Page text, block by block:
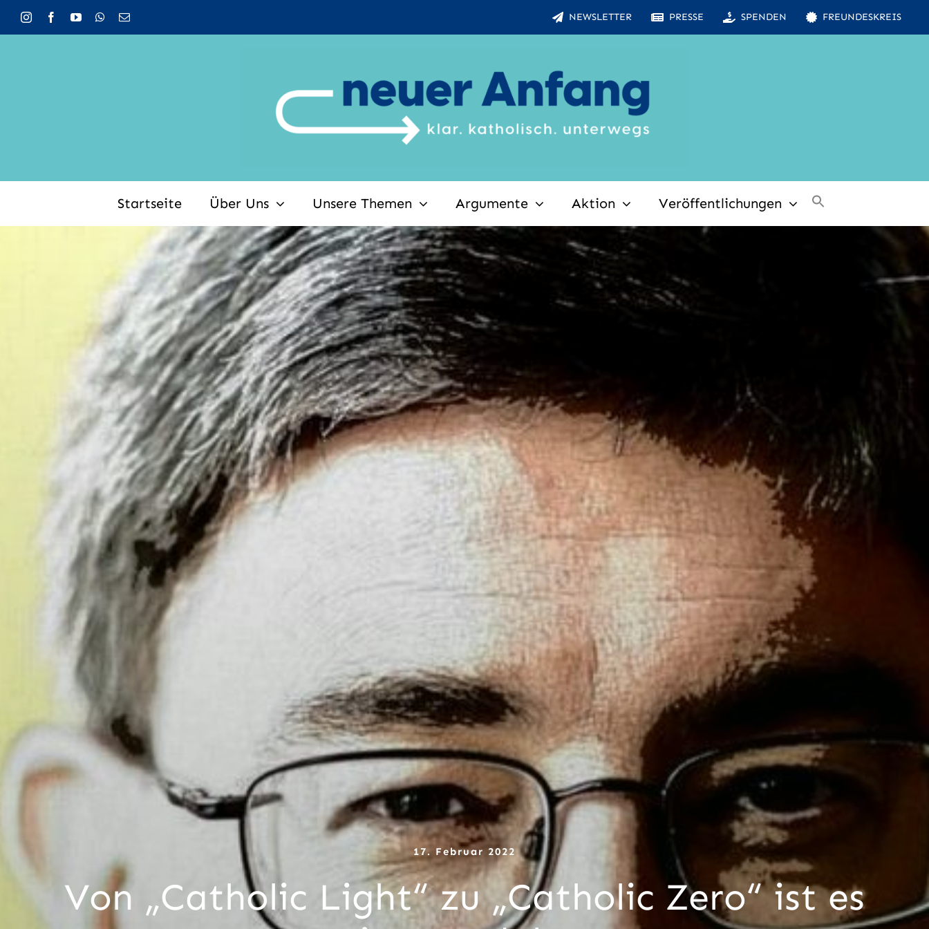
Zum
Inhalt
NEWSLETTER PRESSE SPENDEN FREUNDESKREIS
Startseite Über Uns Unsere Themen Argumente Aktion Veröffentlichungen
17. Februar 2022
Von „Catholic Light“ zu „Catholic Zero“ ist es